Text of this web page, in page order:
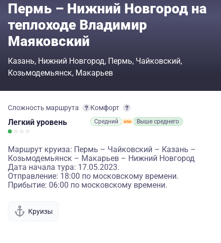
Пермь – Нижний Новгород на
теплоходе Владимир
Маяковский
Казань Нижний Новгород Пермь Чайковский
Козьмодемьянск Макарьев
Сложность маршрута
Легкий уровень
Комфорт
Средний Выше среднего
Маршрут круиза: Пермь – Чайковский – Казань –
Козьмодемьянск – Макарьев – Нижний Новгород
Дата начала тура: 17.05.2023.
Отправление: 18:00 по московскому времени.
Прибытие: 06:00 по московскому времени.
Круизы